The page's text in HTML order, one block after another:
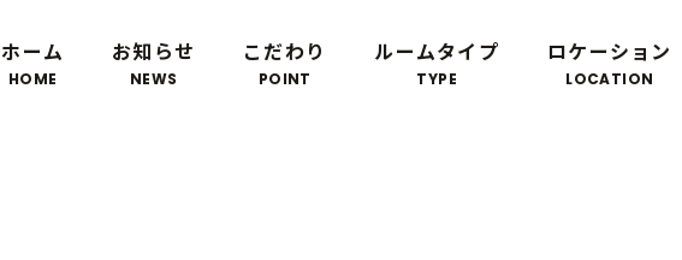
ホーム
HOME
お知らせ
NEWS
こだわり
POINT
ルームタイプ
TYPE
ロケーション
LOCATION